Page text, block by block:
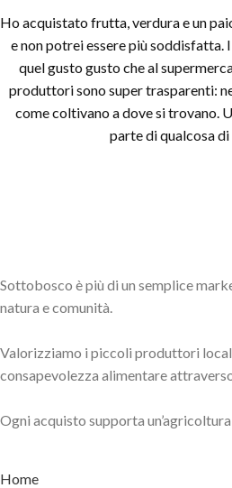
Ho acquistato frutta, verdura e un
e non potrei essere più
quel gusto gusto che al
produttori sono super trasparenti:
come coltivano a dove si trovano.
parte di qualcosa
Sottobosco è più di un semplice
natura e comunità.
Valorizziamo i piccoli produttori
consapevolezza alimentare
Ogni acquisto supporta
Home